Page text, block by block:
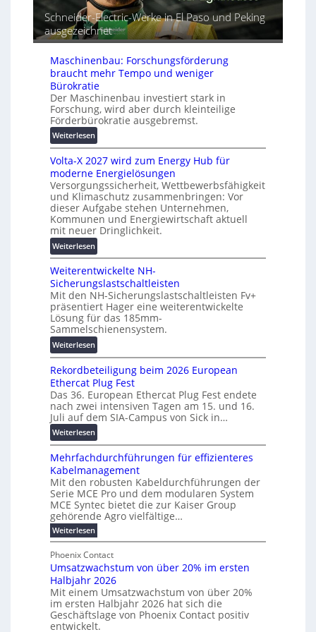
m
a
t
i
s
i
e
r
u
n
g
s
l
ö
s
u
n
g
e
n
e
i
h
e
G
e
r
t
e
s
c
h
u
t
z
u
n
d
d
i
g
i
t
a
l
e
T
r
a
n
s
p
a
r
e
n
z
Schneider-Electric-Werke in El Paso und Peking
ausgezeichnet
Maschinenbau: Forschungsförderung
braucht mehr Tempo und weniger
Bürokratie
Der Maschinenbau investiert stark in
Forschung, wird aber durch kleinteilige
Förderbürokratie ausgebremst.
Weiterlesen:
M
a
s
c
h
i
n
e
n
b
a
u
:
F
o
r
s
h
u
n
g
s
f
r
d
e
r
u
n
g
b
r
a
u
h
t
Volta-X 2027 wird zum Energy Hub für
moderne Energielösungen
Versorgungssicherheit, Wettbewerbsfähigkeit
und Klimaschutz zusammenbringen: Vor
dieser Aufgabe stehen Unternehmen,
Kommunen und Energiewirtschaft aktuell
mit neuer Dringlichkeit.
Weiterlesen:
V
o
l
t
a
-
X
2
0
2
7
w
i
r
d
z
u
m
E
n
e
r
g
u
b
ü
r
Weiterentwickelte NH-
Sicherungslastschaltleisten
Mit den NH-Sicherungslastschaltleisten Fv+
präsentiert Hager eine weiterentwickelte
Lösung für das 185mm-
Sammelschienensystem.
Weiterlesen:
W
e
i
t
e
r
e
n
t
w
i
c
k
e
l
e
N
H
-
S
i
Rekordbeteiligung beim 2026 European
Ethercat Plug Fest
Das 36. European Ethercat Plug Fest endete
nach zwei intensiven Tagen am 15. und 16.
Juli auf dem SIA-Campus von Sick in…
Weiterlesen:
R
e
k
o
r
d
b
e
t
e
i
l
i
g
u
Mehrfachdurchführungen für effizienteres
Kabelmanagement
Mit den robusten Kabeldurchführungen der
Serie MCE Pro und dem modularen System
MCE Syntec bietet die zur Kaiser Group
gehörende Agro vielfältige…
Weiterlesen:
M
h
r
f
a
c
h
d
u
Phoenix Contact
Umsatzwachstum von über 20% im ersten
Halbjahr 2026
Mit einem Umsatzwachstum von über 20%
im ersten Halbjahr 2026 hat sich die
Geschäftslage von Phoenix Contact positiv
entwickelt.